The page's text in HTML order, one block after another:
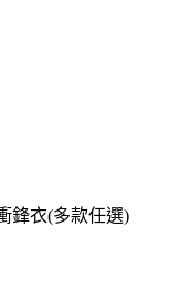
鋒衣(多款任選)